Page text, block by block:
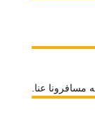
مسافرونا عنا.